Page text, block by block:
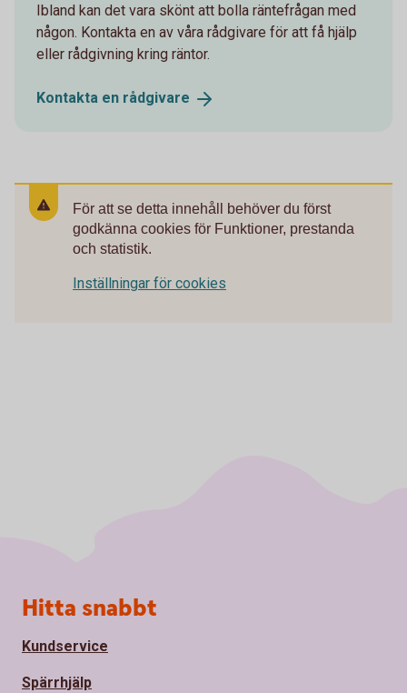
Ibland kan det vara skönt att bolla räntefrågan med
någon. Kontakta en av våra rådgivare för att få hjälp
eller rådgivning kring räntor.
Kontakta en rådgivare
För att se detta innehåll behöver du först
godkänna cookies för Funktioner, prestanda
och statistik.
Inställningar för cookies
Sidfot
Hitta snabbt
Kundservice
Spärrhjälp